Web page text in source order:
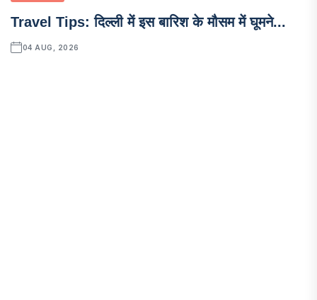
Travel Tips: दिल्ली में इस बारिश के मौसम में घूमने...
04 AUG, 2026